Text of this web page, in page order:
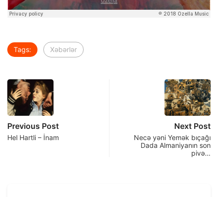
Tags: Xəbərlər
Previous Post
Hel Hartli – İnam
Next Post
Necə yəni Yemək bıçağı
Dada Almaniyanın son
pivə…